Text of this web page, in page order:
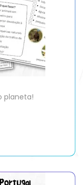
planeta!